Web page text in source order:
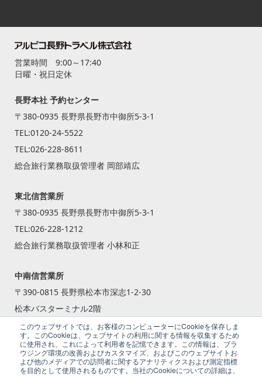
このウェブサイトでは、お客様のコンピューターにCookieを保存しま
す。このCookieは、ウェブサイトの利用に関する情報を収集するため
に使用され、これによって利用者を記憶できます。この情報は、ブラ
ウジング環境の改善およびカスタマイズ、およびこのウェブサイトお
よび他のメディアでの訪問者に関するアナリティクスおよび測定指標
を目的として使用されるものです。当社のCookieについての詳細は、
営業時間 9:00～17:40
日曜・祝日定休
長野本社 予約センター
〒380-0935 長野県長野市中御所5-3-1
TEL:0120-24-5522
TEL:026-228-8611
総合旅行業務取扱管理者 岡部靖広
東北信営業所
〒380-0935 長野県長野市中御所5-3-1
TEL:026-228-1212
総合旅行業務取扱管理者 小林和正
中南信営業所
〒390-0815 長野県松本市深志1-2-30
松本バスターミナル2階
TEL:0263-87-2240
総合旅行業務取扱管理者 籾倉 一斗